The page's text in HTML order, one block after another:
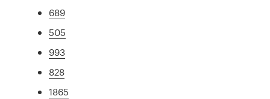
689
505
993
828
1865